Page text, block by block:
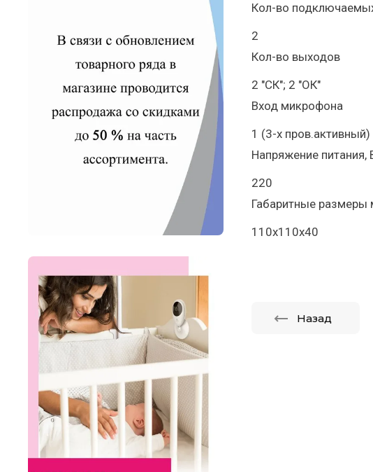
Кол-во
2
Кол-во выходов
2 "СК"; 2 "ОК"
Вход микрофона
1 (3-х пров.активный)
Напряжение питания,
220
Габаритные размеры
110х110х40
Назад